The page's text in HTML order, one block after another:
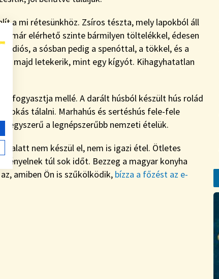
a mi rétesünkhöz. Zsíros tészta, mely lapokból áll
már elérhető szinte bármilyen töltelékkel, édesen
a diós, a sósban pedig a spenóttal, a tökkel, és a
majd letekerik, mint egy kígyót. Kihagyhatatlan
fogyasztja mellé. A darált húsból készült hús rolád
tálalni. Marhahús és sertéshús fele-fele
egyszerű a legnépszerűbb nemzeti ételük.
alatt nem készül el, nem is igazi étel. Ötletes
túl sok időt. Bezzeg a magyar konyha
amiben Ön is szűkölködik, bízza a főzést az e-